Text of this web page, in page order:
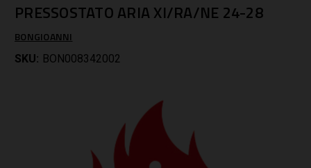
PRESSOSTATO ARIA XI/RA/NE 24-28
BONGIOANNI
SKU: BON008342002